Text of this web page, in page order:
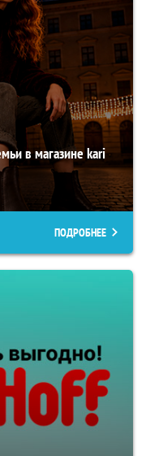
в магазине kari
ПОДРОБНЕЕ